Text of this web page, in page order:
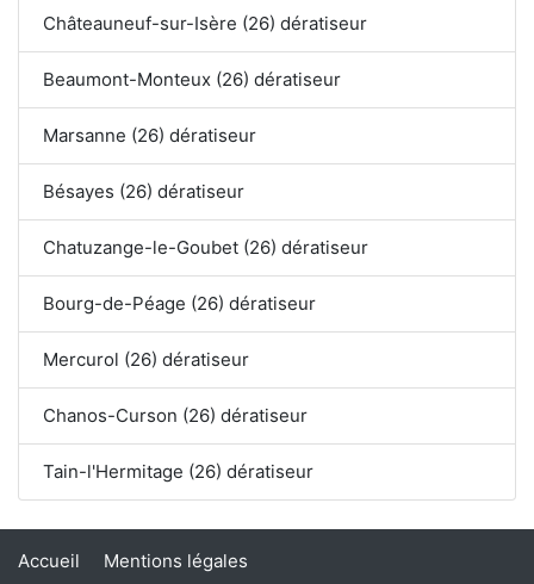
Châteauneuf-sur-Isère (26) dératiseur
Beaumont-Monteux (26) dératiseur
Marsanne (26) dératiseur
Bésayes (26) dératiseur
Chatuzange-le-Goubet (26) dératiseur
Bourg-de-Péage (26) dératiseur
Mercurol (26) dératiseur
Chanos-Curson (26) dératiseur
Tain-l'Hermitage (26) dératiseur
Accueil Mentions légales